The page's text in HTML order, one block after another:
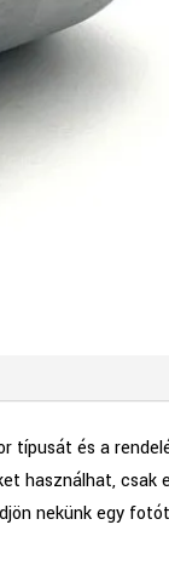
típusát és a
használhat,
nekünk egy